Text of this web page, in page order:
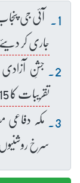
جاری کر دیئے
تقریبات کا 15 روزہ شیڈول فائنل
مکہ دفاعی
سرخ